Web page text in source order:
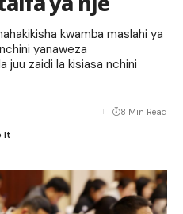
kwamba maslahi ya
yanaweza
juu zaidi la kisiasa nchini
8 Min Read